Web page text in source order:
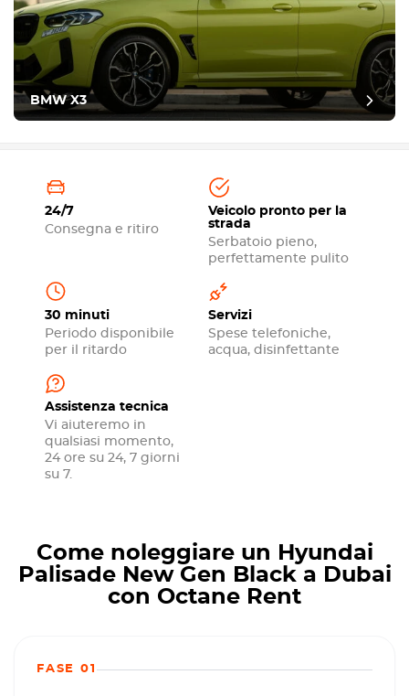
BMW X3
24/7
Consegna e ritiro
Veicolo pronto per la
strada
Serbatoio pieno,
perfettamente pulito
30 minuti
Periodo disponibile
per il ritardo
Servizi
Spese telefoniche,
acqua, disinfettante
Assistenza tecnica
Vi aiuteremo in
qualsiasi momento,
24 ore su 24, 7 giorni
su 7.
Come noleggiare un Hyundai
Palisade New Gen Black a Dubai
con Octane Rent
FASE 01